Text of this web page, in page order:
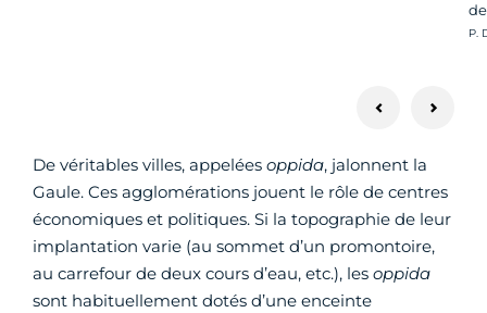
P.
De véritables villes, appelées oppida, jalonnent la
Gaule. Ces agglomérations jouent le rôle de centres
économiques et politiques. Si la topographie de leur
implantation varie (au sommet d’un promontoire,
au carrefour de deux cours d’eau, etc.), les oppida
sont habituellement dotés d’une enceinte